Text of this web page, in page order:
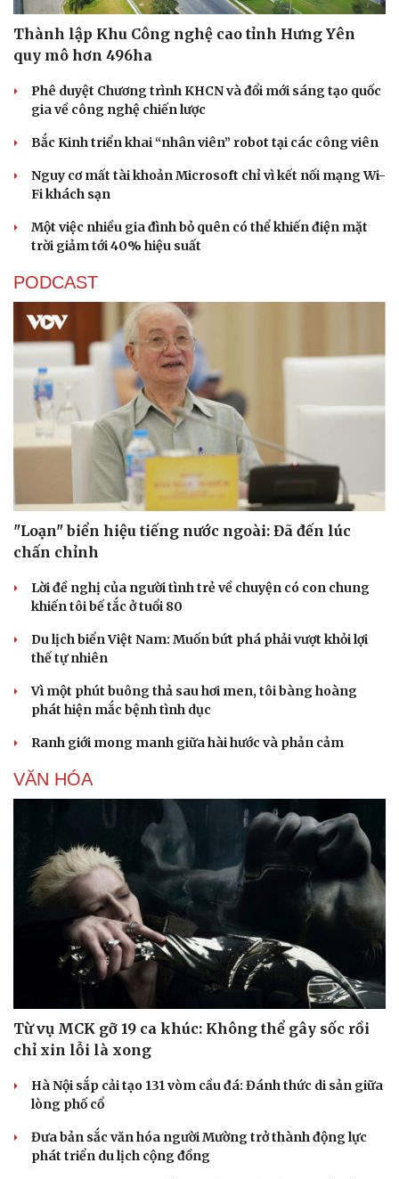
Văn hóa
Thành lập Khu Công nghệ cao tỉnh Hưng Yên
quy mô hơn 496ha
Phê duyệt Chương trình KHCN và đổi mới sáng tạo quốc
gia về công nghệ chiến lược
Bắc Kinh triển khai “nhân viên” robot tại các công viên
Nguy cơ mất tài khoản Microsoft chỉ vì kết nối mạng Wi-
Fi khách sạn
Một việc nhiều gia đình bỏ quên có thể khiến điện mặt
trời giảm tới 40% hiệu suất
PODCAST
"Loạn" biển hiệu tiếng nước ngoài: Đã đến lúc
chấn chỉnh
Lời đề nghị của người tình trẻ về chuyện có con chung
khiến tôi bế tắc ở tuổi 80
Du lịch biển Việt Nam: Muốn bứt phá phải vượt khỏi lợi
thế tự nhiên
Vì một phút buông thả sau hơi men, tôi bàng hoàng
phát hiện mắc bệnh tình dục
Ranh giới mong manh giữa hài hước và phản cảm
VĂN HÓA
Từ vụ MCK gỡ 19 ca khúc: Không thể gây sốc rồi
chỉ xin lỗi là xong
Hà Nội sắp cải tạo 131 vòm cầu đá: Đánh thức di sản giữa
lòng phố cổ
Đưa bản sắc văn hóa người Mường trở thành động lực
phát triển du lịch cộng đồng